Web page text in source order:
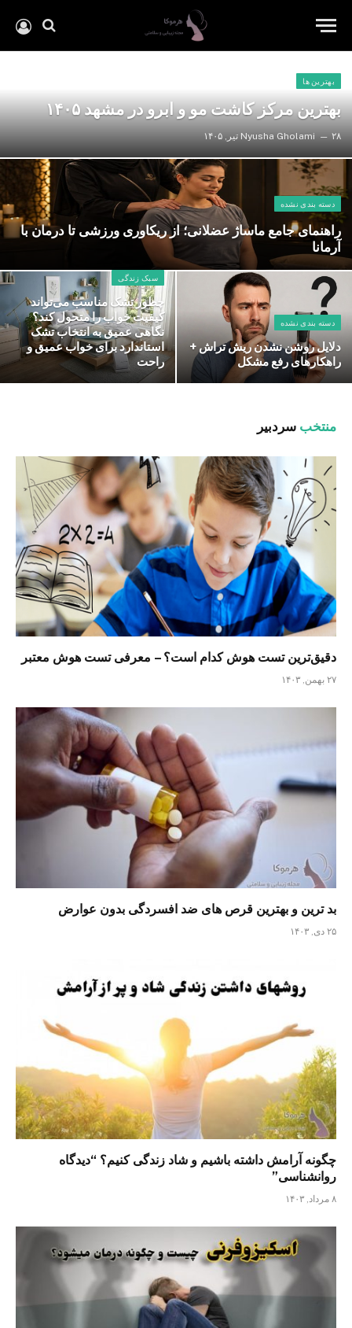
بهترین ها
بهترین مرکز کاشت مو و ابرو در مشهد ۱۴۰۵
Nyusha Gholami ۲۸ تیر, ۱۴۰۵
دسته بندی نشده
راهنمای جامع ماساژ عضلانی؛ از ریکاوری ورزشی تا درمان با
آرمانا
دسته بندی نشده
دلایل روشن نشدن ریش تراش +
راهکارهای رفع مشکل
سبک زندگی
چطور تشک مناسب می‌تواند
کیفیت خواب را متحول کند؟
نگاهی عمیق به انتخاب تشک
استاندارد برای خواب عمیق و
راحت
منتخب سردبیر
دقیق‌ترین تست هوش کدام است؟ – معرفی تست هوش معتبر
۲۷ بهمن, ۱۴۰۳
بد ترین و بهترین قرص های ضد افسردگی بدون عوارض
۲۵ دی, ۱۴۰۳
چگونه آرامش داشته باشیم و شاد زندگی کنیم؟ “دیدگاه
روانشناسی”
۸ مرداد, ۱۴۰۳